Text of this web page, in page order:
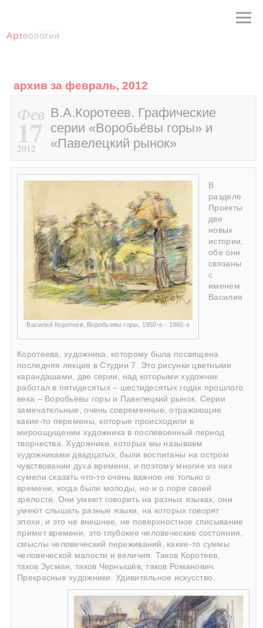
архив за февраль, 2012
Фев
17
2012
В.А.Коротеев. Графические
серии «Воробьёвы горы» и
«Павелецкий рынок»
Василий Коротеев, Воробьевы горы, 1950-е - 1960-е
В
разделе
Проекты
две
новых
истории,
обе они
связаны
с
именем
Василия
Коротеева, художника, которому была посвящена
последняя лекция в Студии 7. Это рисунки цветными
карандашами, две серии, над которыми художник
работал в пятидесятых – шестидесятых годах прошлого
века – Воробьёвы горы и Павелецкий рынок. Серии
замечательные, очень современные, отражающие
какие-то перемены, которые происходили в
мироощущении художника в послевоенный период
творчества. Художники, которых мы называем
художниками двадцатых, были воспитаны на остром
чувствовании духа времени, и поэтому многие из них
сумели сказать что-то очень важное не только о
времени, когда были молоды, но и о поре своей
зрелости. Они умеют говорить на разных языках, они
умеют слышать разные языки, на которых говорят
эпохи, и это не внешнее, не поверхностное списывание
примет времени, это глубокие человеческие состояния,
смыслы человеческий переживаний, какие-то суммы
человеческой малости и величия. Таков Коротеев,
таков Зусман, таков Чернышёв, таков Романович.
Прекрасные художники. Удивительное искусство.